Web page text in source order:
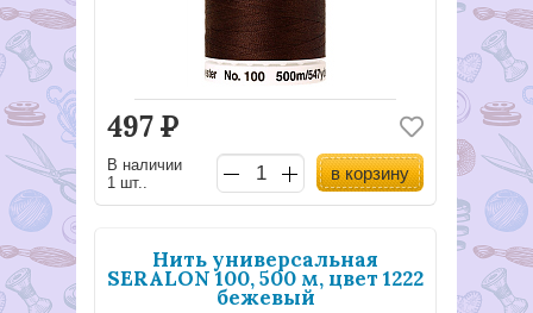
497Р
В наличии
1 шт..
в корзину
Нить универсальная
SERALON 100, 500 м, цвет 1222
бежевый